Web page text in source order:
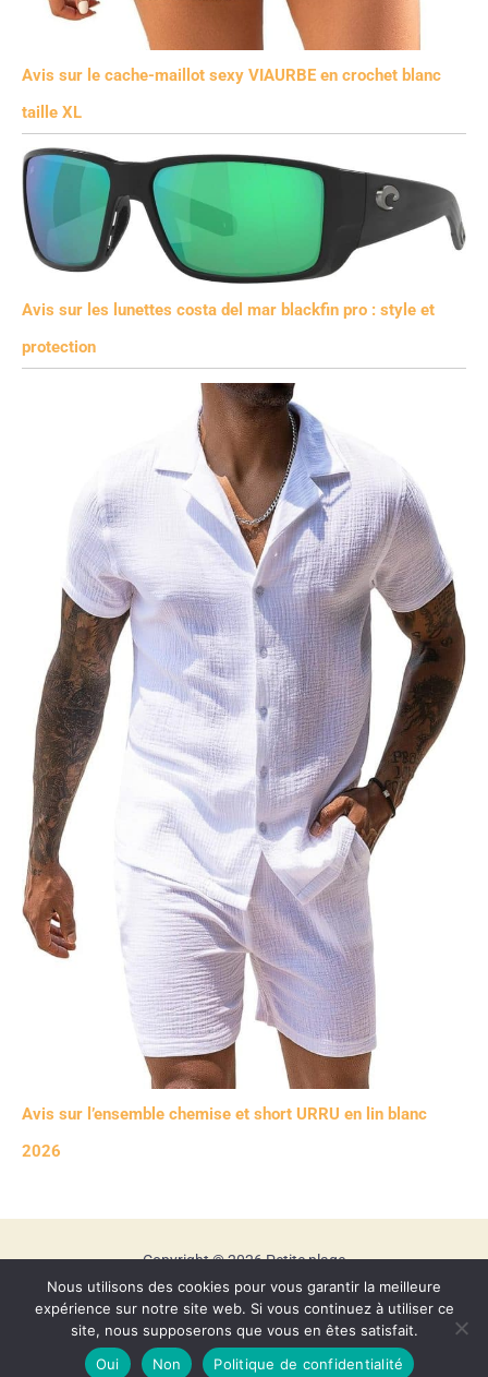
Avis sur le cache-maillot sexy VIAURBE en crochet blanc
taille XL
Avis sur les lunettes costa del mar blackfin pro : style et
protection
Avis sur l’ensemble chemise et short URRU en lin blanc
2026
Copyright © 2026 Petite plage
Mentions légales
Contact
Politique de confidentialité
Nous utilisons des cookies pour vous garantir la meilleure
expérience sur notre site web. Si vous continuez à utiliser ce
site, nous supposerons que vous en êtes satisfait.
Oui
Non Politique de confidentialité